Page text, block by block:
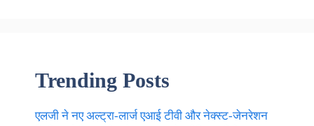
Trending Posts
एलजी ने नए अल्ट्रा-लार्ज एआई टीवी और नेक्स्ट-जेनरेशन